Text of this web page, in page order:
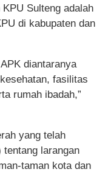
Sulteng adalah
di kabupaten dan
diantaranya
fasilitas
rumah ibadah,”
yang telah
larangan
taman kota dan